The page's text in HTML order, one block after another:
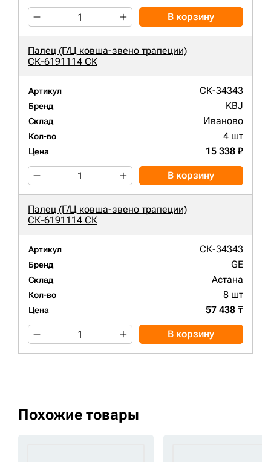
В корзину
Палец (Г/Ц ковша-звено трапеции)
СК-6191114 СК
Артикул СК-34343
Бренд KBJ
Склад Иваново
Кол-во 4 шт
Цена 15 338 ₽
В корзину
Палец (Г/Ц ковша-звено трапеции)
СК-6191114 СК
Артикул СК-34343
Бренд GE
Склад Астана
Кол-во 8 шт
Цена 57 438 ₸
В корзину
Похожие товары